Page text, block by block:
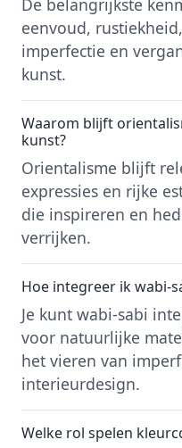
De belangrijkste
eenvoud,
imperfectie en
kunst.
Waarom blijft
kunst?
Orientalisme blijft
expressies en rijke
die inspireren en
verrijken.
Hoe integreer ik wabi-
Je kunt wabi-sabi
voor natuurlijke
het vieren van
interieurdesign.
Welke rol spelen